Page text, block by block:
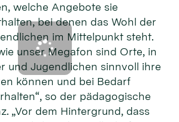
welche Angebote sie
bei denen das Wohl der
im Mittelpunkt steht.
unser Megafon sind Orte, in
und Jugendlichen sinnvoll ihre
können und bei Bedarf
so der pädagogische
„Vor dem Hintergrund, dass